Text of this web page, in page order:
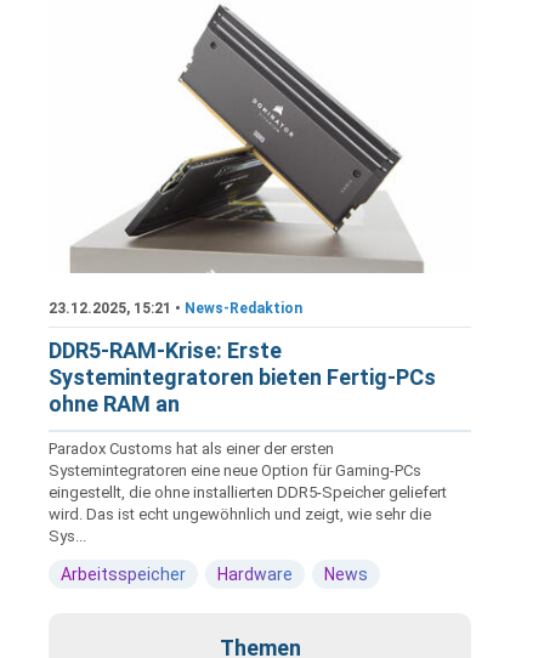
23.12.2025, 15:21 • News-Redaktion
DDR5-RAM-Krise: Erste
Systemintegratoren bieten Fertig-PCs
ohne RAM an
Paradox Customs hat als einer der ersten
Systemintegratoren eine neue Option für Gaming-PCs
eingestellt, die ohne installierten DDR5-Speicher geliefert
wird. Das ist echt ungewöhnlich und zeigt, wie sehr die
Sys...
Arbeitsspeicher Hardware News
Themen